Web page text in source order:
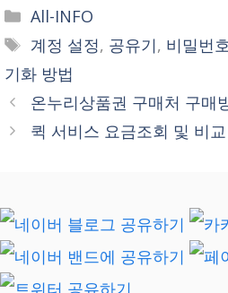
카
테
고
리
All-INFO
태
그
계정 설정, 공유기, 비밀번
기화 방법
온누리상품권 구매처 구매
퀵 서비스 요금조회 및 비